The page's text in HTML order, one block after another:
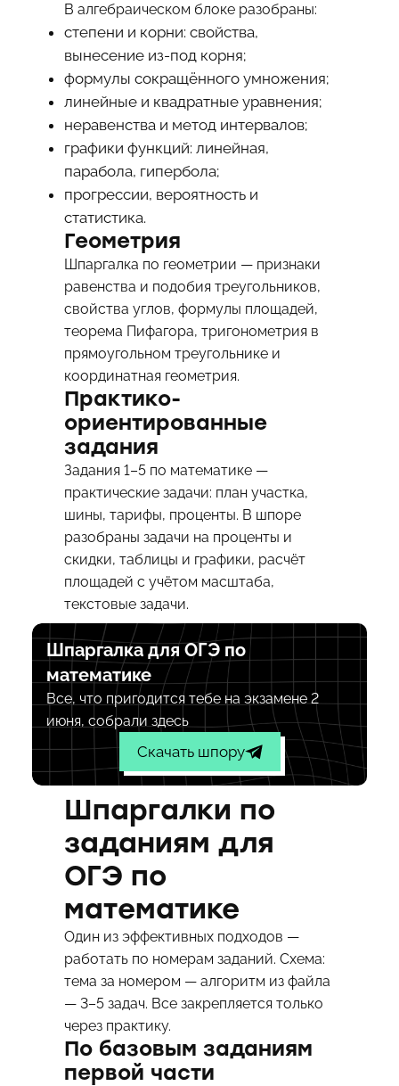
В алгебраическом блоке разобраны:
степени и корни: свойства,
вынесение из-под корня;
формулы сокращённого умножения;
линейные и квадратные уравнения;
неравенства и метод интервалов;
графики функций: линейная,
парабола, гипербола;
прогрессии, вероятность и
статистика.
Геометрия
Шпаргалка по геометрии — признаки
равенства и подобия треугольников,
свойства углов, формулы площадей,
теорема Пифагора, тригонометрия в
прямоугольном треугольнике и
координатная геометрия.
Практико-
ориентированные
задания
Задания 1–5 по математике —
практические задачи: план участка,
шины, тарифы, проценты. В шпоре
разобраны задачи на проценты и
скидки, таблицы и графики, расчёт
площадей с учётом масштаба,
текстовые задачи.
Шпаргалка для ОГЭ по
математике
Все, что пригодится тебе на экзамене 2
июня, собрали здесь
Скачать шпору
Шпаргалки по
заданиям для
ОГЭ по
математике
Один из эффективных подходов —
работать по номерам заданий. Схема:
тема за номером — алгоритм из файла
— 3–5 задач. Все закрепляется только
через практику.
По базовым заданиям
первой части